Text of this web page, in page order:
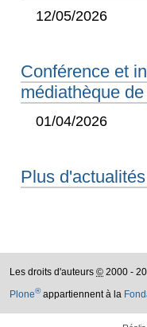
12/05/2026
Conférence et
médiathèque
01/04/2026
Plus
Les droits d'auteurs © 2000 -
Plone®appartiennent à la